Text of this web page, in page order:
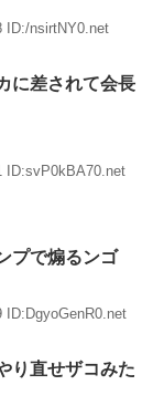
ID:/nsirtNY0.net
に差されて会長
ID:svP0kBA70.net
プで煽るンゴ
ID:DgyoGenR0.net
り直せザコみた